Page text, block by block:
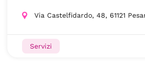
Via Castelfidardo, 48, 61121
Servizi